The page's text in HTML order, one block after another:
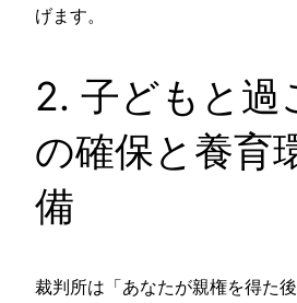
げます。
2. 子どもと過
の確保と養育
備
裁判所は「あなたが親権を得た